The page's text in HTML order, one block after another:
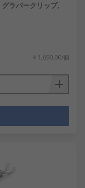
ラバークリップ,
￥1,690.00/個